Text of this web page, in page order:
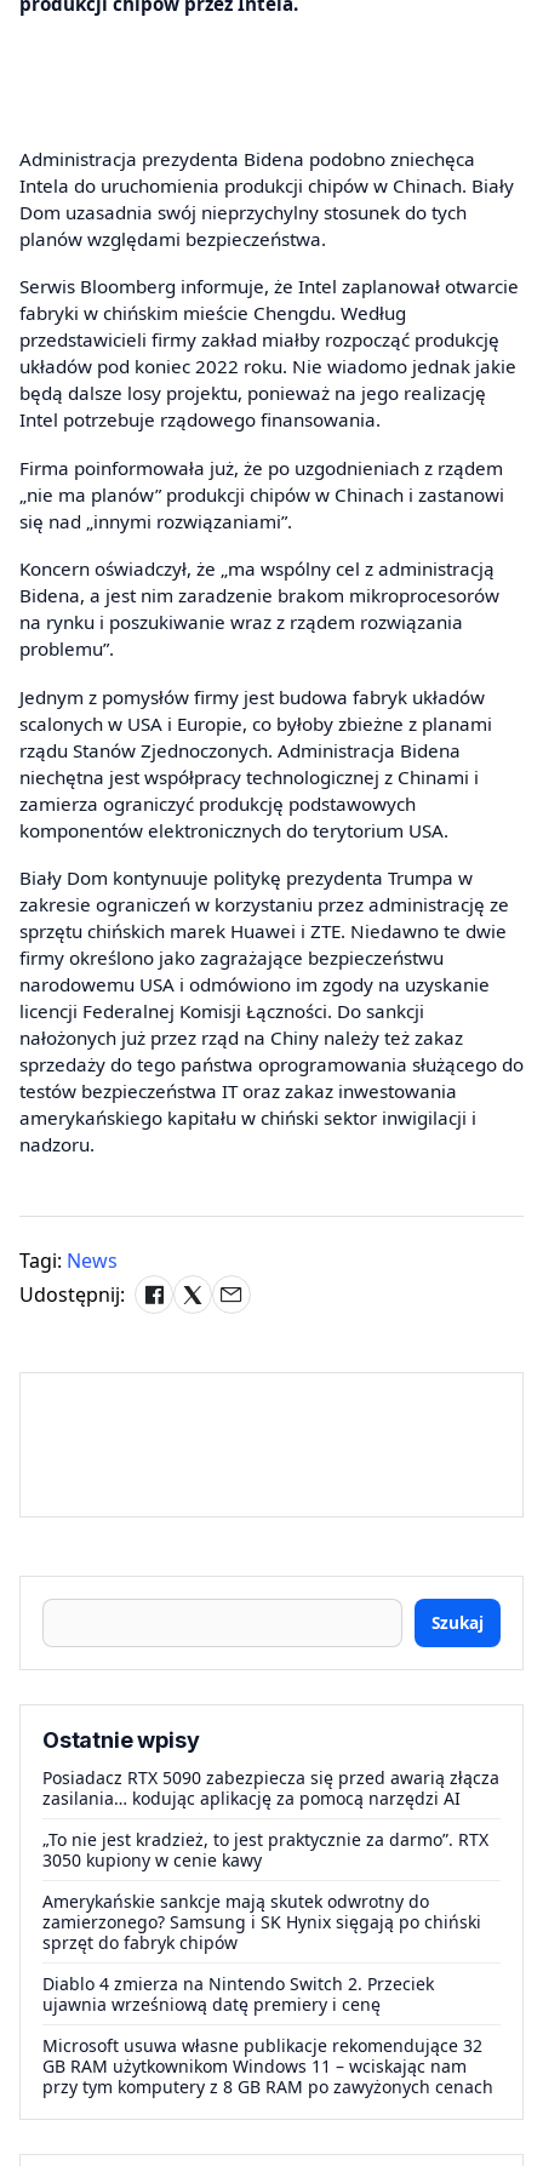
Administracja prezydenta Bidena podobno zniechęca
Intela do uruchomienia produkcji chipów w Chinach. Biały
Dom uzasadnia swój nieprzychylny stosunek do tych
planów względami bezpieczeństwa.
Serwis Bloomberg informuje, że Intel zaplanował otwarcie
fabryki w chińskim mieście Chengdu. Według
przedstawicieli firmy zakład miałby rozpocząć produkcję
układów pod koniec 2022 roku. Nie wiadomo jednak jakie
będą dalsze losy projektu, ponieważ na jego realizację
Intel potrzebuje rządowego finansowania.
Firma poinformowała już, że po uzgodnieniach z rządem
„nie ma planów” produkcji chipów w Chinach i zastanowi
się nad „innymi rozwiązaniami”.
Koncern oświadczył, że „ma wspólny cel z administracją
Bidena, a jest nim zaradzenie brakom mikroprocesorów
na rynku i poszukiwanie wraz z rządem rozwiązania
problemu”.
Jednym z pomysłów firmy jest budowa fabryk układów
scalonych w USA i Europie, co byłoby zbieżne z planami
rządu Stanów Zjednoczonych. Administracja Bidena
niechętna jest współpracy technologicznej z Chinami i
zamierza ograniczyć produkcję podstawowych
komponentów elektronicznych do terytorium USA.
Biały Dom kontynuuje politykę prezydenta Trumpa w
zakresie ograniczeń w korzystaniu przez administrację ze
sprzętu chińskich marek Huawei i ZTE. Niedawno te dwie
firmy określono jako zagrażające bezpieczeństwu
narodowemu USA i odmówiono im zgody na uzyskanie
licencji Federalnej Komisji Łączności. Do sankcji
nałożonych już przez rząd na Chiny należy też zakaz
sprzedaży do tego państwa oprogramowania służącego do
testów bezpieczeństwa IT oraz zakaz inwestowania
amerykańskiego kapitału w chiński sektor inwigilacji i
nadzoru.
Tagi: News
Udostępnij:
Szukaj
Ostatnie wpisy
Posiadacz RTX 5090 zabezpiecza się przed awarią złącza
zasilania… kodując aplikację za pomocą narzędzi AI
„To nie jest kradzież, to jest praktycznie za darmo”. RTX
3050 kupiony w cenie kawy
Amerykańskie sankcje mają skutek odwrotny do
zamierzonego? Samsung i SK Hynix sięgają po chiński
sprzęt do fabryk chipów
Diablo 4 zmierza na Nintendo Switch 2. Przeciek
ujawnia wrześniową datę premiery i cenę
Microsoft usuwa własne publikacje rekomendujące 32
GB RAM użytkownikom Windows 11 – wciskając nam
przy tym komputery z 8 GB RAM po zawyżonych cenach